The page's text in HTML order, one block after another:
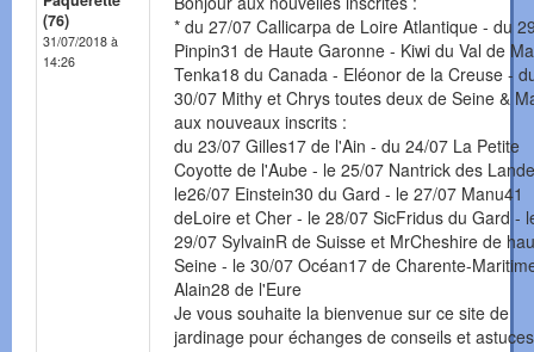
(76)
31/07/2018 à
14:26
* du 27/07 Callicarpa de Loire Atlantique - du
Pinpin31 de Haute Garonne - Kiwi du Val de
Tenka18 du Canada - Eléonor de la Creuse -
30/07 Mithy et Chrys toutes deux de Seine &
aux nouveaux inscrits :
du 23/07 Gilles17 de l'Ain - du 24/07 La Petite
Coyotte de l'Aube - le 25/07 Nantrick des
le26/07 Einstein30 du Gard - le 27/07 Manu41
deLoire et Cher - le 28/07 SicFridus du Gard -
29/07 SylvainR de Suisse et MrCheshire de
Seine - le 30/07 Océan17 de Charente-
Alain28 de l'Eure
Je vous souhaite la bienvenue sur ce site de
jardinage pour échanges de conseils et